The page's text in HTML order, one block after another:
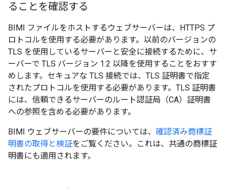
ることを確認する
BIMI ファイルをホストするウェブサーバーは、HTTPS プ
ロトコルを使用する必要があります。以前のバージョンの
TLS を使用しているサーバーと安全に接続するために、サ
ーバーで TLS バージョン 1.2 以降を使用することをおすす
めします。セキュアな TLS 接続では、TLS 証明書で指定
されたプロトコルを使用する必要があります。TLS 証明書
には、信頼できるサーバーのルート認証局（CA）証明書
への参照を含める必要があります。
BIMI ウェブサーバーの要件については、 確認済み商標証
明書の取得と検証をご覧ください。これは、共通の商標証
明書にも適用されます。